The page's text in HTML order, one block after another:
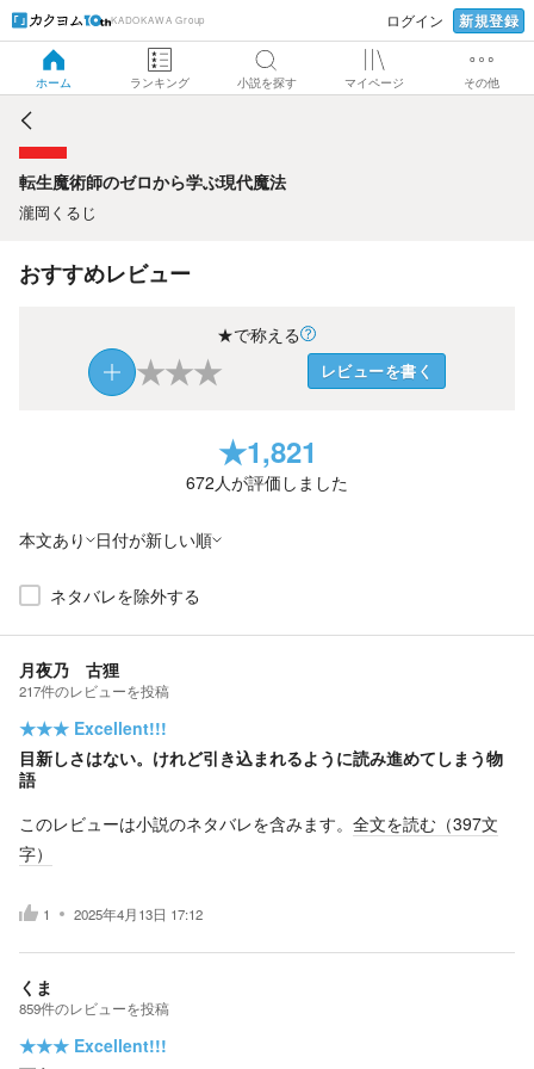
KADOKAWA Group ログイン 新規登録
ホーム ランキング 小説を探す マイページ その他
転生魔術師のゼロから学ぶ現代魔法
転生魔術師のゼロから学ぶ現代魔法
瀧岡くるじ
おすすめレビュー
★で称える
★★★ レビューを書く
★1,821
672人が評価しました
本文あり 日付が新しい順
ネタバレを除外する
月夜乃 古狸
217件のレビューを投稿
★★★ Excellent!!!
目新しさはない。けれど引き込まれるように読み進めてしまう物
語
このレビューは小説のネタバレを含みます。 全文を読む（397文
字）
1 2025年4月13日 17:12
くま
859件のレビューを投稿
★★★ Excellent!!!